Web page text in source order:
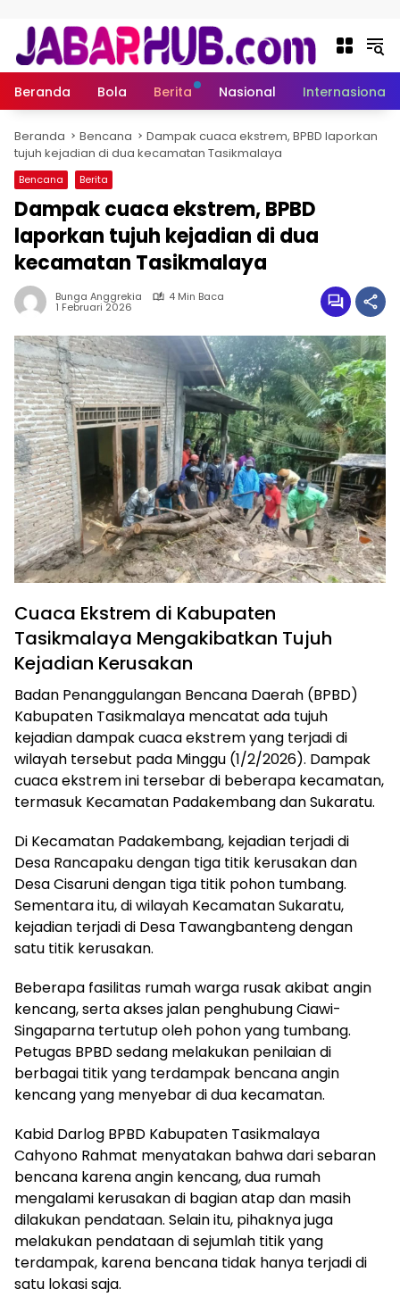
Beranda Bola Berita Nasional Internasional
Beranda Bencana
Dampak cuaca ekstrem, BPBD laporkan
tujuh kejadian di dua kecamatan Tasikmalaya
Bencana Berita
Dampak cuaca ekstrem, BPBD
laporkan tujuh kejadian di dua
kecamatan Tasikmalaya
Bunga Anggrekia 4 Min Baca
1 Februari 2026
Cuaca Ekstrem di Kabupaten
Tasikmalaya Mengakibatkan Tujuh
Kejadian Kerusakan
Badan Penanggulangan Bencana Daerah (BPBD)
Kabupaten Tasikmalaya mencatat ada tujuh
kejadian dampak cuaca ekstrem yang terjadi di
wilayah tersebut pada Minggu (1/2/2026). Dampak
cuaca ekstrem ini tersebar di beberapa kecamatan,
termasuk Kecamatan Padakembang dan Sukaratu.
Di Kecamatan Padakembang, kejadian terjadi di
Desa Rancapaku dengan tiga titik kerusakan dan
Desa Cisaruni dengan tiga titik pohon tumbang.
Sementara itu, di wilayah Kecamatan Sukaratu,
kejadian terjadi di Desa Tawangbanteng dengan
satu titik kerusakan.
Beberapa fasilitas rumah warga rusak akibat angin
kencang, serta akses jalan penghubung Ciawi-
Singaparna tertutup oleh pohon yang tumbang.
Petugas BPBD sedang melakukan penilaian di
berbagai titik yang terdampak bencana angin
kencang yang menyebar di dua kecamatan.
Kabid Darlog BPBD Kabupaten Tasikmalaya
Cahyono Rahmat menyatakan bahwa dari sebaran
bencana karena angin kencang, dua rumah
mengalami kerusakan di bagian atap dan masih
dilakukan pendataan. Selain itu, pihaknya juga
melakukan pendataan di sejumlah titik yang
terdampak, karena bencana tidak hanya terjadi di
satu lokasi saja.